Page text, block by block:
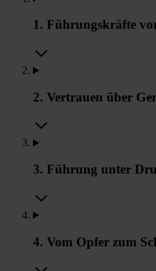
1. Führungskräfte
2. Vertrauen über
3. Führung unter
4. Vom Opfer zum